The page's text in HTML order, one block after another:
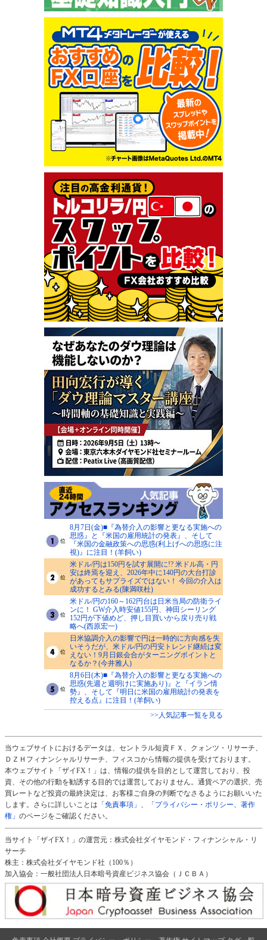
8月7日(金)■『為替介入の影響と更なる実施への
思惑』と『米国の雇用統計の発表』、そして
『米国の金融政策への思惑(利上げへの思惑に注
視)』に注目！(羊飼い)
米ドル/円は150円を試す展開に!? 米ドル高・円
安は終焉を迎え、2026年中に140円の大台打診
があってもサプライズではない！ 今回の介入は
成功するとみる(陳満咲杜)
米ドル/円の160～162円台は日米当局の防衛ライ
ンに！ GW介入時安値155円、神田シーリング
152円が下値めど、押し目買いから戻り売り戦
略へ(西原宏一)
日米協調介入の影響で円は一時的に方向感を失
いそうだが、米ドル/円の円安トレンド継続は変
えない！9月日銀会合がターニングポイントと
なるか？(今井雅人)
8月6日(木)■『為替介入の影響と更なる実施への
思惑(先週と週明けに実施あり)』と『イラン情
勢』、そして『明日に米国の雇用統計の発表を
控える点』に注目！(羊飼い)
>>人気記事一覧を見る
当ウェブサイトにおけるデータは、セントラル短資ＦＸ、クォンツ・リサーチ、
ＤＺＨフィナンシャルリサーチ、フィスコから情報の提供を受けております。
本ウェブサイト「ザイFX！」は、情報の提供を目的として運営しており、投
資、その他の行動を勧誘する目的では運営しておりません。通貨ペアの選択、売
買レートなど投資の最終決定は、お客様ご自身の判断でなさるようにお願いいた
します。さらに詳しいことは 「免責事項」 、
「プライバシー・ポリシー、著作
権」 のページをご確認ください。
当サイト「ザイFX！」の運営元：株式会社ダイヤモンド・フィナンシャル・リ
サーチ
株主：株式会社ダイヤモンド社（100％）
加入協会：一般社団法人日本暗号資産ビジネス協会（ＪＣＢＡ）